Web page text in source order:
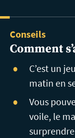
Conseils
Comment
C’est un
matin en
Vous
voile, le